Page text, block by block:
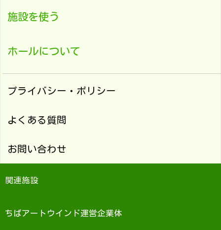
施設を使う
ホールについて
プライバシー・ポリシー
よくある質問
お問い合わせ
関連施設
ちばアートウインド運営企業体